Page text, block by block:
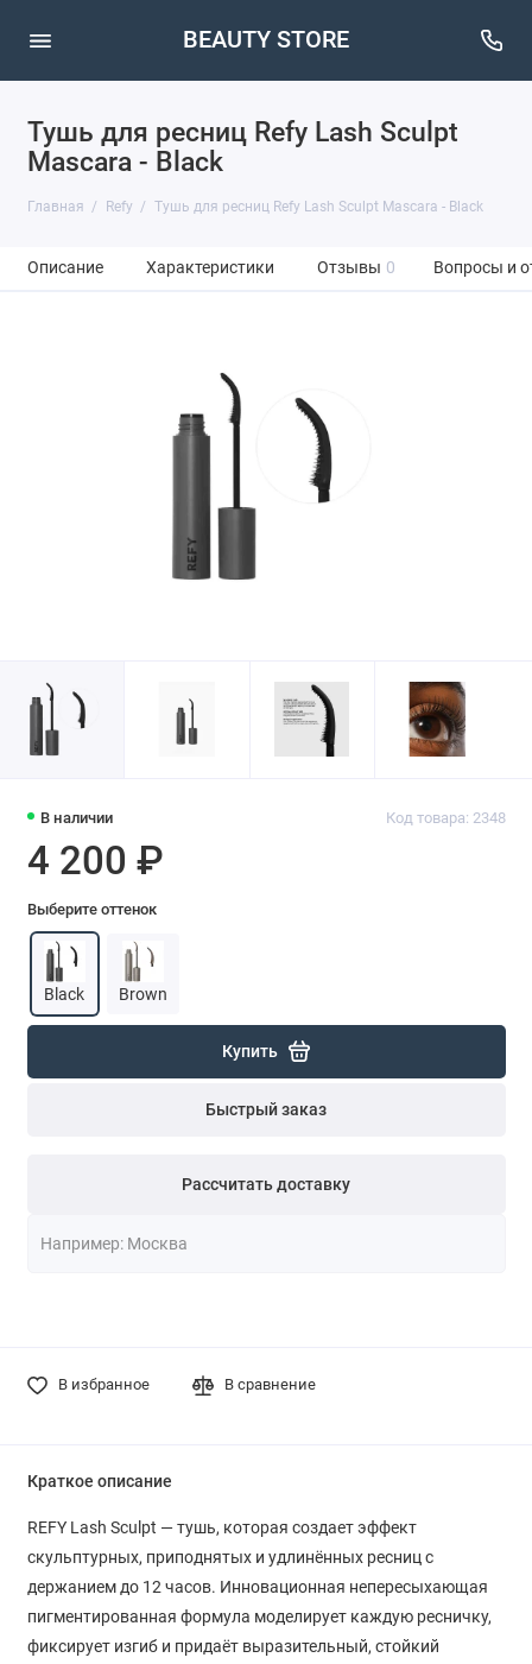
BEAUTY STORE
Тушь для ресниц Refy Lash Sculpt
Mascara - Black
Главная Refy Тушь для ресниц Refy Lash Sculpt Mascara - Black
Описание Характеристики Отзывы 0 Вопросы и
В наличии Код товара: 2348
4 200 ₽
Выберите оттенок
Black Brown
Купить
Быстрый заказ
Рассчитать доставку
В избранное В сравнение
Краткое описание
REFY Lash Sculpt — тушь, которая создает эффект
скульптурных, приподнятых и удлинённых ресниц с
держанием до 12 часов. Инновационная непересыхающая
пигментированная формула моделирует каждую ресничку,
фиксирует изгиб и придаёт выразительный, стойкий